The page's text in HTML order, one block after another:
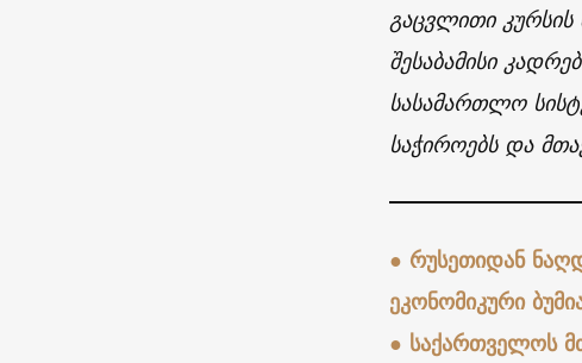
გაცვლითი კურსის
შესაბამისი
სასამართლო
საჭიროებს და
● რუსეთიდან
ეკონომიკური
● საქართველოს